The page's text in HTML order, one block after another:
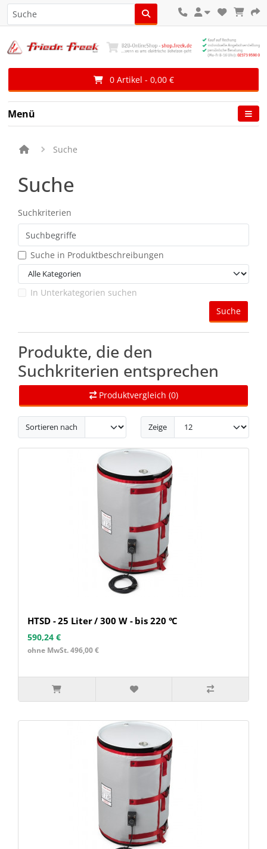
0 Artikel - 0,00 €
Menü
Suche
Suche
Suchkriterien
Suche in Produktbeschreibungen
In Unterkategorien suchen
Suche
Produkte, die den
Suchkriterien entsprechen
Produktvergleich (0)
Sortieren nach Zeige
HTSD - 25 Liter / 300 W - bis 220 °C
590,24 €
ohne MwSt. 496,00 €